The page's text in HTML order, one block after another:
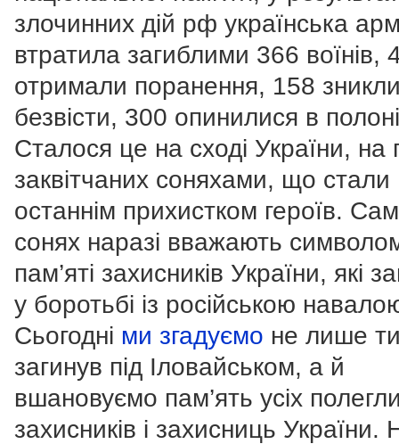
злочинних дій рф українська
втратила загиблими 366 воїнів,
отримали поранення, 158
безвісти, 300 опинилися в
Сталося це на сході України, на
заквітчаних соняхами, що стали
останнім прихистком героїв.
сонях наразі вважають
пам’яті захисників України, які
у боротьбі із російською
Сьогодні ми згадуємо не лише
загинув під Іловайськом, а й
вшановуємо пам’ять усіх
захисників і захисниць